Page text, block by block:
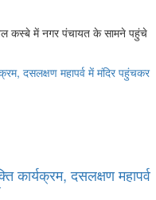
कस्बे में नगर पंचायत के सामने पहुंचे
कार्यक्रम, दसलक्षण महापर्व